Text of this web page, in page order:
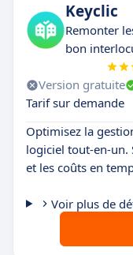
Keyclic
Remonter
bon
Version gratuite
Tarif sur demande
Optimisez la
logiciel tout-en-un.
et les coûts en
Voir plus de